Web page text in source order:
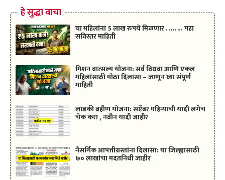
हे सुद्धा वाचा
या महिलांना 5 लाख रुपये मिळणार …….. पहा
सविस्तर माहिती
मिशन वात्सल्य योजना: सर्व विधवा आणि एकल
महिलांसाठी मोठा दिलासा – जाणून घ्या संपूर्ण
माहिती
लाडकी बहीण योजना: सप्टेंबर महिन्याची यादी लगेच
चेक करा , नवीन यादी जाहीर
नैसर्गिक आपत्तीग्रस्तांना दिलासा: या जिल्ह्यासाठी
७० लाखांचा मदतनिधी जाहीर